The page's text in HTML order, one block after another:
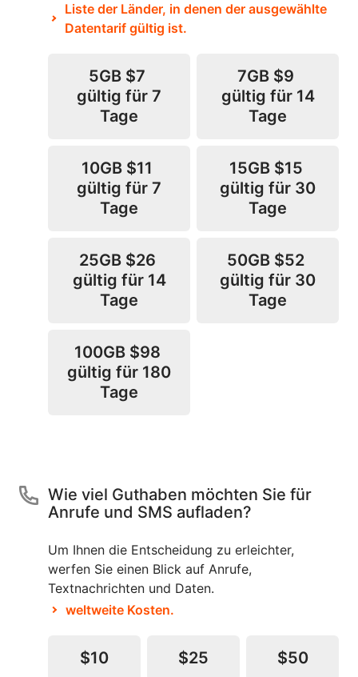
Liste der Länder, in denen der ausgewählte
Datentarif gültig ist.
5GB $7
gültig für 7
Tage
7GB $9
gültig für 14
Tage
10GB $11
gültig für 7
Tage
15GB $15
gültig für 30
Tage
25GB $26
gültig für 14
Tage
50GB $52
gültig für 30
Tage
100GB $98
gültig für 180
Tage
Wie viel Guthaben möchten Sie für
Anrufe und SMS aufladen?
Um Ihnen die Entscheidung zu erleichter,
werfen Sie einen Blick auf Anrufe,
Textnachrichten und Daten.
weltweite Kosten.
$10 $25 $50